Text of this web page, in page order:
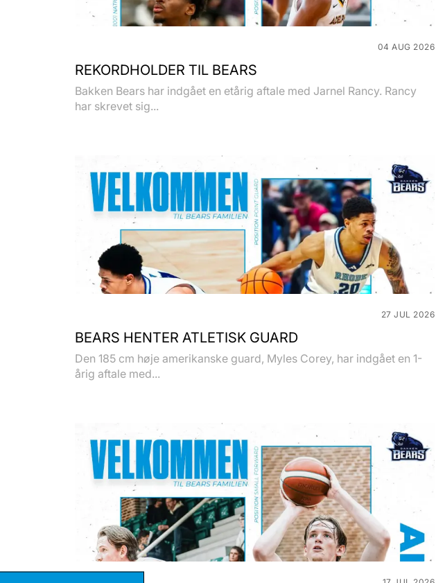
04 AUG 2026
REKORDHOLDER TIL BEARS
Bakken Bears har indgået en etårig aftale med Jarnel Rancy. Rancy
har skrevet sig...
27 JUL 2026
BEARS HENTER ATLETISK GUARD
Den 185 cm høje amerikanske guard, Myles Corey, har indgået en 1-
årig aftale med...